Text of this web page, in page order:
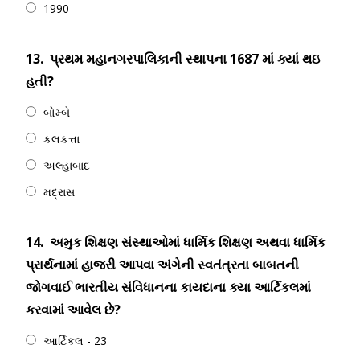
1990
13. પ્રથમ મહાનગરપાલિકાની સ્થાપના 1687 માં ક્યાં થઇ
હતી?
બોમ્બે
કલકત્તા
અલ્હાબાદ
મદ્રાસ
14. અમુક શિક્ષણ સંસ્થાઓમાં ધાર્મિક શિક્ષણ અથવા ધાર્મિક
પ્રાર્થનામાં હાજરી આપવા અંગેની સ્વતંત્રતા બાબતની
જોગવાઈ ભારતીય સંવિધાનના કાયદાના ક્યા આર્ટિકલમાં
કરવામાં આવેલ છે?
આર્ટિકલ - 23